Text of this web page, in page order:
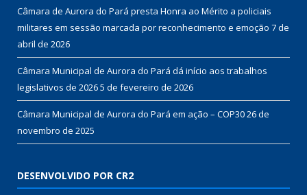
Câmara de Aurora do Pará presta Honra ao Mérito a policiais
militares em sessão marcada por reconhecimento e emoção 7 de
abril de 2026
Câmara Municipal de Aurora do Pará dá início aos trabalhos
legislativos de 20265 de fevereiro de 2026
Câmara Municipal de Aurora do Pará em ação – COP3026 de
novembro de 2025
DESENVOLVIDO POR CR2